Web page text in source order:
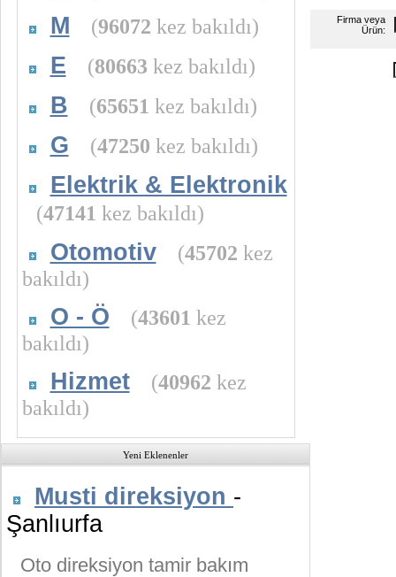
M (96072 kez bakıldı)
E (80663 kez bakıldı)
B (65651 kez bakıldı)
G (47250 kez bakıldı)
Elektrik & Elektronik
(47141 kez bakıldı)
Otomotiv (45702 kez
bakıldı)
O - Ö (43601 kez
bakıldı)
Hizmet (40962 kez
bakıldı)
Yeni Eklenenler
Musti direksiyon -
Şanlıurfa
Oto direksiyon tamir bakım
Firma veya
Ürün: